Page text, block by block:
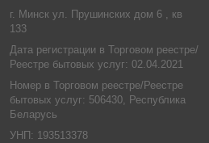
г. Минск ул. Прушинских дом 6 , кв
133
Дата регистрации в Торговом реестре/
Реестре бытовых услуг: 02.04.2021
Номер в Торговом реестре/Реестре
бытовых услуг: 506430, Республика
Беларусь
УНП: 193513378